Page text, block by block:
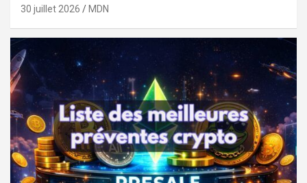
30 juillet 2026 MDN